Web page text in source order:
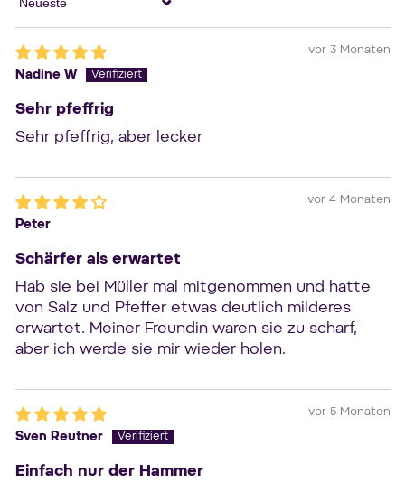
Sort by
vor 3 Monaten
Nadine W
Sehr pfeffrig
Sehr pfeffrig, aber lecker
vor 4 Monaten
Peter
Schärfer als erwartet
Hab sie bei Müller mal mitgenommen und hatte
von Salz und Pfeffer etwas deutlich milderes
erwartet. Meiner Freundin waren sie zu scharf,
aber ich werde sie mir wieder holen.
vor 5 Monaten
Sven Reutner
Einfach nur der Hammer